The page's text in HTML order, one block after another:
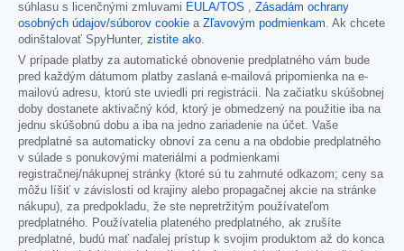
súhlasu s licenčnými zmluvami EULA/TOS , Zásadám ochrany
osobných údajov/súborov cookie a Zľavovým podmienkam. Ak chcete
odinštalovať SpyHunter, zistite ako.
V prípade platby za automatické obnovenie predplatného vám bude
pred každým dátumom platby zaslaná e-mailová pripomienka na e-
mailovú adresu, ktorú ste uviedli pri registrácii. Na začiatku skúšobnej
doby dostanete aktivačný kód, ktorý je obmedzený na použitie iba na
jednu skúšobnú dobu a iba na jedno zariadenie na účet. Vaše
predplatné sa automaticky obnoví za cenu a na obdobie predplatného
v súlade s ponukovými materiálmi a podmienkami
registračnej/nákupnej stránky (ktoré sú tu zahrnuté odkazom; ceny sa
môžu líšiť v závislosti od krajiny alebo propagačnej akcie na stránke
nákupu), za predpokladu, že ste nepretržitým používateľom
predplatného. Používatelia plateného predplatného, ak zrušíte
predplatné, budú mať naďalej prístup k svojim produktom až do konca